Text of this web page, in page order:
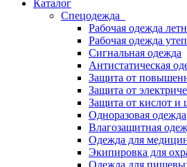
Каталог
Спецодежда
Рабочая одежда
Рабочая одежда
Сигнальная одежда
Антистатическая
Защита от
Защита от
Защита от кислот и
Одноразовая одежда
Влагозащитная
Одежда для
Экипировка для
Одежда для